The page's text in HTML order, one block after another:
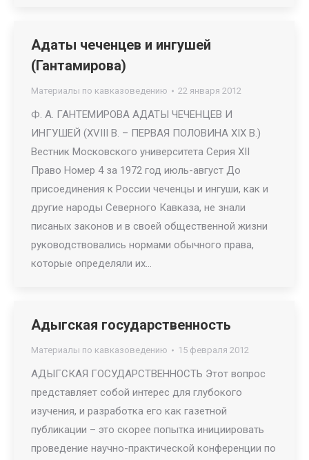
Адаты чеченцев и ингушей
(Гантамирова)
Материалы по кавказоведению 22 января 2012
Ф. А. ГАНТЕМИРОВА АДАТЫ ЧЕЧЕНЦЕВ И
ИНГУШЕЙ (XVIII В. – ПЕРВАЯ ПОЛОВИНА XIX В.)
Вестник Московского университета Серия XII
Право Номер 4 за 1972 год июль-август До
присоединения к России чеченцы и ингуши, как и
другие народы Северного Кавказа, не знали
писаных законов и в своей общественной жизни
руководствовались нормами обычного права,
которые определяли их…
Адыгская государственность
Материалы по кавказоведению 15 февраля 2012
АДЫГСКАЯ ГОСУДАРСТВЕННОСТЬ Этот вопрос
представляет собой интерес для глубокого
изучения, и разработка его как газетной
публикации – это скорее попытка инициировать
проведение научно-практической конференции по